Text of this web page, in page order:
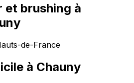
et brushing à
de-France
à Chauny